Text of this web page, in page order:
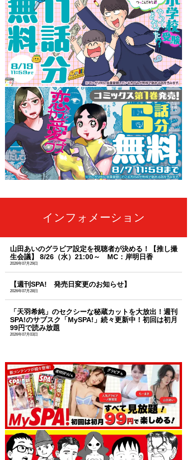
インフォメーション
山田あいのグラビア設定を視聴者が決める！【推し撮
生会議】 8/26（水）21:00～ MC：岸明日香
2026年07月29日
【週刊SPA! 発売日変更のお知らせ】
2026年07月28日
「天羽希純」のセクシーな秘蔵カットを大放出！週刊
SPA!のサブスク「MySPA!」続々更新中！初回は初月
99円で読み放題
2026年07月03日